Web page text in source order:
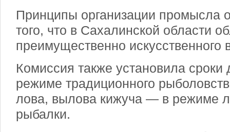
Принципы организации промысла
того, что в Сахалинской области
преимущественно искусственного
Комиссия также установила сроки
режиме традиционного
лова, вылова кижуча — в режиме
рыбалки.